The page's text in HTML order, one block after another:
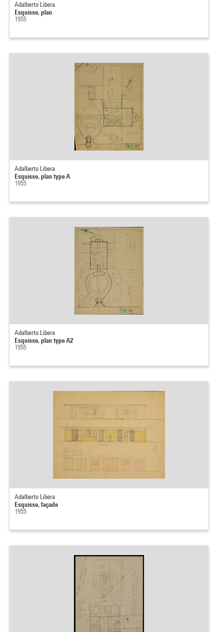
Adalberto Libera
Esquisse, plan
1955
Adalberto Libera
Esquisse, plan type A
1955
Adalberto Libera
Esquisse, plan type A2
1955
Adalberto Libera
Esquisse, façade
1955